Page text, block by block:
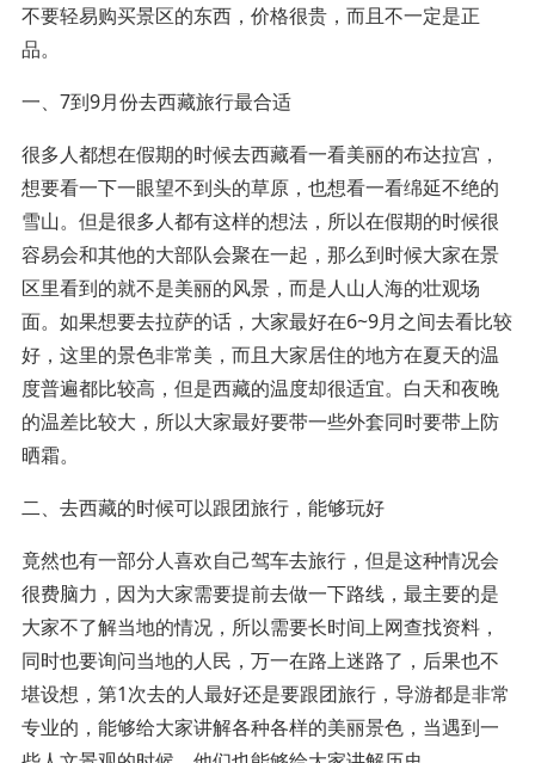
不要轻易购买景区的东西，价格很贵，而且不一定是正
品。
一、7到9月份去西藏旅行最合适
很多人都想在假期的时候去西藏看一看美丽的布达拉宫，
想要看一下一眼望不到头的草原，也想看一看绵延不绝的
雪山。但是很多人都有这样的想法，所以在假期的时候很
容易会和其他的大部队会聚在一起，那么到时候大家在景
区里看到的就不是美丽的风景，而是人山人海的壮观场
面。如果想要去拉萨的话，大家最好在6~9月之间去看比较
好，这里的景色非常美，而且大家居住的地方在夏天的温
度普遍都比较高，但是西藏的温度却很适宜。白天和夜晚
的温差比较大，所以大家最好要带一些外套同时要带上防
晒霜。
二、去西藏的时候可以跟团旅行，能够玩好
竟然也有一部分人喜欢自己驾车去旅行，但是这种情况会
很费脑力，因为大家需要提前去做一下路线，最主要的是
大家不了解当地的情况，所以需要长时间上网查找资料，
同时也要询问当地的人民，万一在路上迷路了，后果也不
堪设想，第1次去的人最好还是要跟团旅行，导游都是非常
专业的，能够给大家讲解各种各样的美丽景色，当遇到一